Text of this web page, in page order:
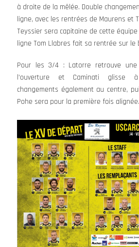
à droite de la mêlée. Double
ligne, avec les rentrées de Maurens et
Teyssier sera capitaine de cette
ligne Tom Llabres fait sa rentrée sur le
Pour les 3/4 : Latorre retrouve
l’ouverture et Caminati glisse à
changements également au centre,
Pohe sera pour la première fois alignée.